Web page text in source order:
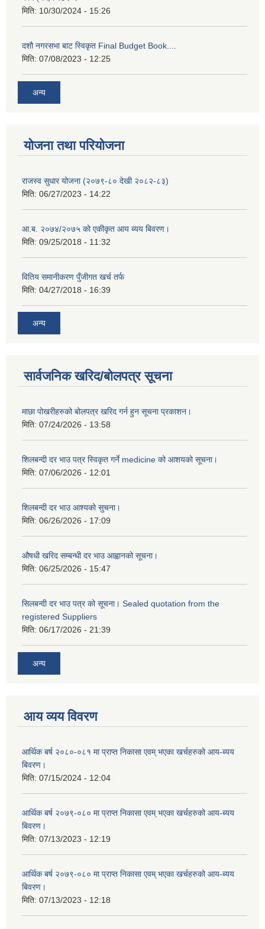
मिति: 10/30/2024 - 15:26
दशौ नगरसभा बाट स्विकृत Final Budget Book....
मिति: 07/08/2023 - 12:25
अन्य
योजना तथा परियोजना
राजस्व सुधार योजना (२०७९-८० देखी २०८२-८३)
मिति: 06/27/2023 - 14:22
आ.ब. २०७४/२०७५ को एकीकृत आय ब्यय बिवरण।
मिति: 09/25/2018 - 11:32
वितिय समानीकरण पुँजीगत खर्च तर्फ
मिति: 04/27/2018 - 16:39
अन्य
सार्वजनिक खरिद/बोलपत्र सूचना
माछा पोखरीहरुको बोलपत्र खरिद गर्न हुन सूचना प्रकाशन।
मिति: 07/24/2026 - 13:58
शिलबन्दी दर भाउ पत्र स्विकृत गर्ने medicine को आशयको सूचना।
मिति: 07/06/2026 - 12:01
शिलबन्दी दर भाउ आश्यको सुचना।
मिति: 06/26/2026 - 17:09
औषधी खरिद सम्बन्धी दर भाउ आह्वानको सूचना।
मिति: 06/25/2026 - 15:47
सिलबन्दी दर भाउ पत्र को सूचना। Sealed quotation from the
registered Suppliers
मिति: 06/17/2026 - 21:39
अन्य
आय व्यय विवरण
आर्थिक बर्ष २०८०-०८१ मा प्राप्त निकासा एवम् भएका खर्चहरुको आय-ब्यय
बिवरण।
मिति: 07/15/2024 - 12:04
आर्थिक बर्ष २०७९-०८० मा प्राप्त निकासा एवम् भएका खर्चहरुको आय-ब्यय
बिवरण।
मिति: 07/13/2023 - 12:19
आर्थिक बर्ष २०७९-०८० मा प्राप्त निकासा एवम् भएका खर्चहरुको आय-ब्यय
बिवरण।
मिति: 07/13/2023 - 12:18